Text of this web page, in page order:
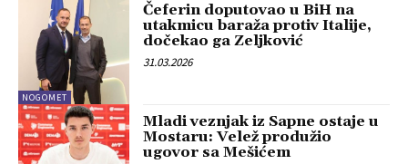
NOGOMET
Čeferin doputovao u BiH na
utakmicu baraža protiv Italije,
dočekao ga Zeljković
31.03.2026
Mladi veznjak iz Sapne ostaje u
Mostaru: Velež produžio
ugovor sa Mešićem